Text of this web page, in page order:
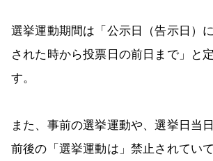
選挙運動期間は「公示日（告示日）
された時から投票日の前日まで」と
す。
また、事前の選挙運動や、選挙日当
前後の「選挙運動は」禁止されてい